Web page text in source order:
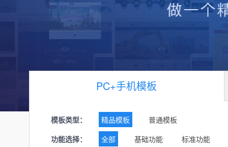
PC+手机模板
模板类型： 精品模板
普通模板
功能选择：
全部 基础功能
标准功能